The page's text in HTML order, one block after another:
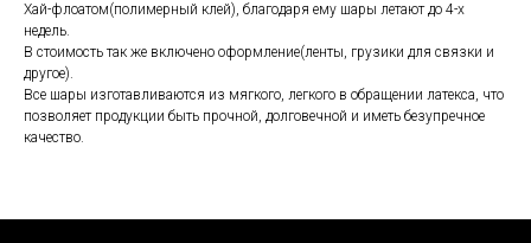
Хай-флоатом(полимерный клей), благодаря ему шары летают до 4-х
недель.
В стоимость так же включено оформление(ленты, грузики для связки и
другое).
Все шары изготавливаются из мягкого, легкого в обращении латекса, что
позволяет продукции быть прочной, долговечной и иметь безупречное
качество.